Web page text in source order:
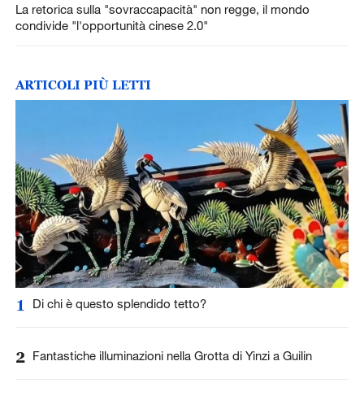
La retorica sulla "sovraccapacità" non regge, il mondo
condivide "l'opportunità cinese 2.0"
ARTICOLI PIÙ LETTI
1 Di chi è questo splendido tetto?
2 Fantastiche illuminazioni nella Grotta di Yinzi a Guilin